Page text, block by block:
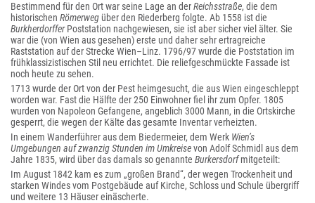
Bestimmend für den Ort war seine Lage an derReichsstraße, die dem
historischen Römerweg über den Riederberg folgte. Ab 1558 ist die
BurkherdorfferPoststation nachgewiesen, sie ist aber sicher viel älter. Sie
war die (von Wien aus gesehen) erste und daher sehr ertragreiche
Raststation auf der Strecke Wien–Linz. 1796/97 wurde die Poststation im
frühklassizistischen Stil neu errichtet. Die reliefgeschmückte Fassade ist
noch heute zu sehen.
1713 wurde der Ort von der Pest heimgesucht, die aus Wien eingeschleppt
worden war. Fast die Hälfte der 250 Einwohner fiel ihr zum Opfer. 1805
wurden von Napoleon Gefangene, angeblich 3000 Mann, in die Ortskirche
gesperrt, die wegen der Kälte das gesamte Inventar verheizten.
In einem Wanderführer aus dem Biedermeier, dem Werk Wien’s
Umgebungen auf zwanzig Stunden im Umkreisevon Adolf Schmidl aus dem
Jahre 1835, wird über das damals so genannte Burkersdorfmitgeteilt:
Im August 1842 kam es zum „großen Brand“, der wegen Trockenheit und
starken Windes vom Postgebäude auf Kirche, Schloss und Schule übergriff
und weitere 13 Häuser einäscherte.